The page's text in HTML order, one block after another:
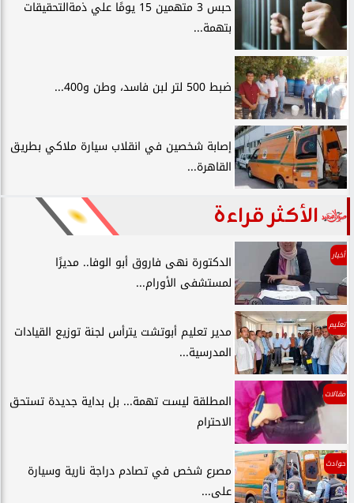
حبس 3 متهمين 15 يومًا علي ذمةالتحقيقات
بتهمة...
ضبط 500 لتر لبن فاسد، وطن و400...
إصابة شخصين في انقلاب سيارة ملاكي بطريق
القاهرة...
الأكثر قراءة
أخبار
الدكتورة نهى فاروق أبو الوفا.. مديرًا
لمستشفى الأورام...
تعليم
مدير تعليم أبوتشت يترأس لجنة توزيع القيادات
المدرسية...
مقالات
المطلقة ليست تهمة... بل بداية جديدة تستحق
الاحترام
حوادث
مصرع شخص في تصادم دراجة نارية وسيارة
على...